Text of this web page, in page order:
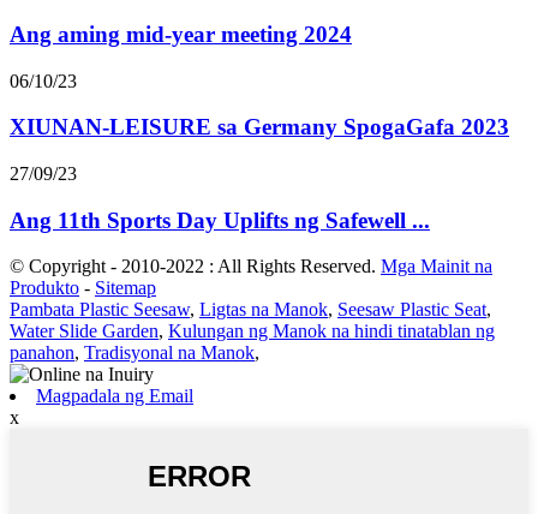
Ang aming mid-year meeting 2024
06/10/23
XIUNAN-LEISURE sa Germany SpogaGafa 2023
27/09/23
Ang 11th Sports Day Uplifts ng Safewell ...
© Copyright - 2010-2022 : All Rights Reserved. Mga Mainit na
Produkto - Sitemap
Pambata Plastic Seesaw, Ligtas na Manok, Seesaw Plastic Seat,
Water Slide Garden, Kulungan ng Manok na hindi tinatablan ng
panahon, Tradisyonal na Manok,
Magpadala ng Email
x